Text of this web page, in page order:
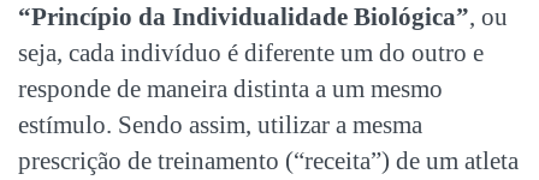
“Princípio da Individualidade Biológica”, ou
seja, cada indivíduo é diferente um do outro e
responde de maneira distinta a um mesmo
estímulo. Sendo assim, utilizar a mesma
prescrição de treinamento (“receita”) de um atleta